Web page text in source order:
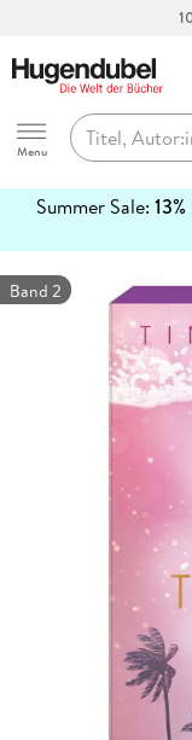
Hugendubel
Menu
Summer Sale:
erfahren
Band 2